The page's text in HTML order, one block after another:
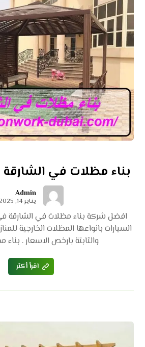
بناء مظلات في الشارقة :
Admin
يناير 14, 2025
افضل شركة بناء مظلات في الشارقة
السيارات بانواعها المظلات الخارجية
والثابتة بارخص الاسعار .
اقرأ أكثر